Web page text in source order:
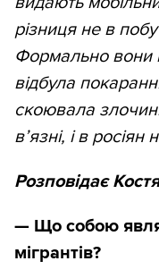
різниця не в
Формально вони
відбула
скоювала
в’язні, і в
Розповідає
— Що собою
мігрантів?